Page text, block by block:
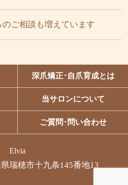
ご相談も増えています
深爪矯正･自爪育成とは
当サロンについて
ご質問･問い合わせ
Elvia
瑞穂市十九条145番地13